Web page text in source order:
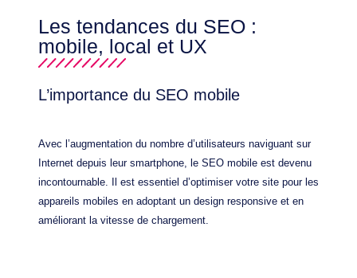
Les tendances du SEO :
mobile, local et UX
L’importance du SEO mobile
Avec l’augmentation du nombre d’utilisateurs naviguant sur
Internet depuis leur smartphone, le SEO mobile est devenu
incontournable. Il est essentiel d’optimiser votre site pour les
appareils mobiles en adoptant un design responsive et en
améliorant la vitesse de chargement.